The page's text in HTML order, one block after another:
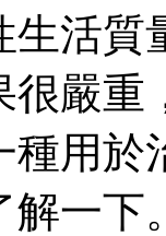
生活質
很嚴重
種用於
解一下